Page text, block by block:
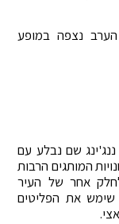
נצפה במופע
שם נבלע עם
המותגים הרבות
אחר של העיר
שימש את הפליטים